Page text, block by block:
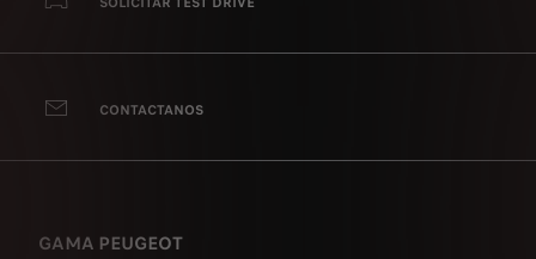
CONTACTANOS
GAMA PEUGEOT